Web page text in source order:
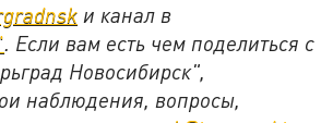
и канал в
. Если вам есть чем поделиться с
Новосибирск",
наблюдения, вопросы,